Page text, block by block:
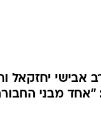
אבישי יחזקאל
"אחד מבני